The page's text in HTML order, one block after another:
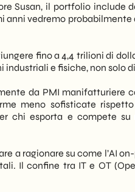
Susan, il portfolio include
anni vedremo
fino a 4,4 trilioni di
industriali e fisiche, non solo
da PMI manifatturiere
meno sofisticate
chi esporta e compete su
a ragionare su come l’AI
Il confine tra IT e OT